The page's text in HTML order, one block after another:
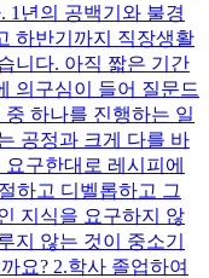
1년의 공백기와 불경
하반기까지 직장생활
니다. 아직 짧은 기간
의구심이 들어 질문드
하나를 진행하는 일
공정과 크게 다를 바
구한대로 레시피에
하고 디벨롭하고 그
지식을 요구하지 않
지 않는 것이 중소기
요? 2.학사 졸업하여